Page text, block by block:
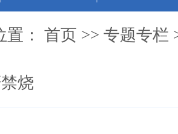
： 首页 >> 专题专栏
烧